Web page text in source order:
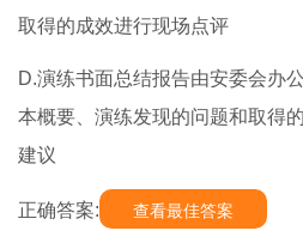
取得的成效进行现场点评
D.演练书面总结报告由安委会办
本概要、演练发现的问题和取得
建议
正确答案: 查看最佳答案